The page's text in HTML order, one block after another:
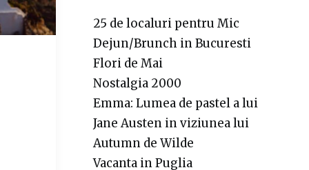
25 de localuri pentru Mic
Dejun/Brunch in Bucuresti
Flori de Mai
Nostalgia 2000
Emma: Lumea de pastel a lui
Jane Austen in viziunea lui
Autumn de Wilde
Vacanta in Puglia